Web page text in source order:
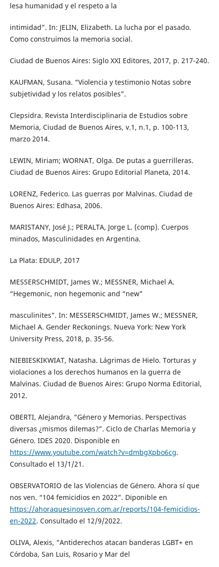
lesa humanidad y el respeto a la
intimidad”. In: JELIN, Elizabeth. La lucha por el pasado.
Como construimos la memoria social.
Ciudad de Buenos Aires: Siglo XXI Editores, 2017, p. 217-240.
KAUFMAN, Susana. “Violencia y testimonio Notas sobre
subjetividad y los relatos posibles”.
Clepsidra. Revista Interdisciplinaria de Estudios sobre
Memoria, Ciudad de Buenos Aires, v.1, n.1, p. 100-113,
marzo 2014.
LEWIN, Miriam; WORNAT, Olga. De putas a guerrilleras.
Ciudad de Buenos Aires: Grupo Editorial Planeta, 2014.
LORENZ, Federico. Las guerras por Malvinas. Ciudad de
Buenos Aires: Edhasa, 2006.
MARISTANY, José J.; PERALTA, Jorge L. (comp). Cuerpos
minados, Masculinidades en Argentina.
La Plata: EDULP, 2017
MESSERSCHMIDT, James W.; MESSNER, Michael A.
“Hegemonic, non hegemonic and “new”
masculinites”. In: MESSERSCHMIDT, James W.; MESSNER,
Michael A. Gender Reckonings. Nueva York: New York
University Press, 2018, p. 35-56.
NIEBIESKIKWIAT, Natasha. Lágrimas de Hielo. Torturas y
violaciones a los derechos humanos en la guerra de
Malvinas. Ciudad de Buenos Aires: Grupo Norma Editorial,
2012.
OBERTI, Alejandra, “Género y Memorias. Perspectivas
diversas ¿mismos dilemas?”. Ciclo de Charlas Memoria y
Género. IDES 2020. Disponible en
https://www.youtube.com/watch?v=dmbgXpbo6cg.
Consultado el 13/1/21.
OBSERVATORIO de las Violencias de Género. Ahora sí que
nos ven. “104 femicidios en 2022”. Diponible en
https://ahoraquesinosven.com.ar/reports/104-femicidios-
en-2022. Consultado el 12/9/2022.
OLIVA, Alexis, “Antiderechos atacan banderas LGBT+ en
Córdoba, San Luis, Rosario y Mar del